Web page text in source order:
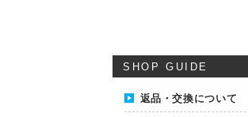
SHOP GUIDE
返品・交換について